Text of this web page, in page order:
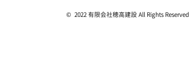
© 2022 有限会社穂高建設 All Rights Reserved.